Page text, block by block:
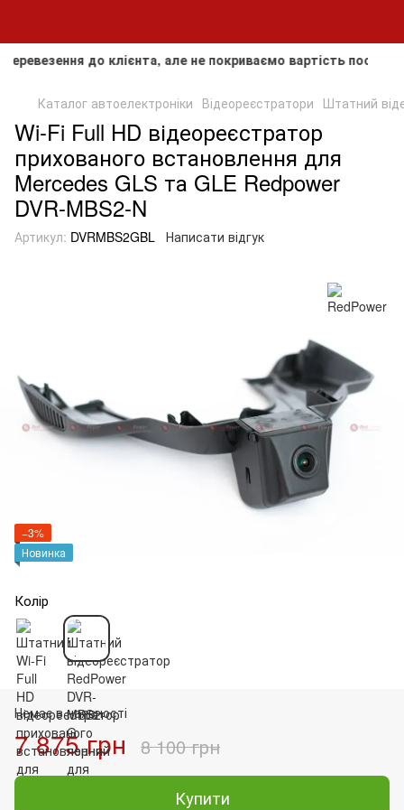
до клієнта, але не покриваємо вартість послуги
Каталог автоелектроніки Відеореєстратори Штатний
Wi-Fi Full HD відеореєстратор
прихованого встановлення для
Mercedes GLS та GLE Redpower
DVR-MBS2-N
Артикул: DVRMBS2GBL Написати відгук
−3%
Новинка
Колір
Немає в наявності
7 875 грн 8 100 грн
Купити